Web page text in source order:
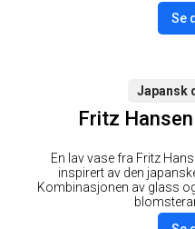
Se
Japansk
Fritz
En lav vase fra Fritz
inspirert av den
Kombinasjonen av glass